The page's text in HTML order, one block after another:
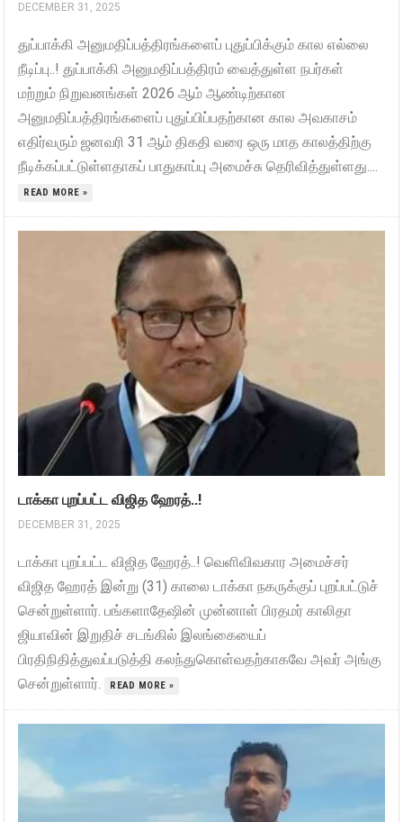
DECEMBER 31, 2025
துப்பாக்கி அனுமதிப்பத்திரங்களைப் புதுப்பிக்கும் கால எல்லை
நீடிப்பு..! துப்பாக்கி அனுமதிப்பத்திரம் வைத்துள்ள நபர்கள்
மற்றும் நிறுவனங்கள் 2026 ஆம் ஆண்டிற்கான
அனுமதிப்பத்திரங்களைப் புதுப்பிப்பதற்கான கால அவகாசம்
எதிர்வரும் ஜனவரி 31 ஆம் திகதி வரை ஒரு மாத காலத்திற்கு
நீடிக்கப்பட்டுள்ளதாகப் பாதுகாப்பு அமைச்சு தெரிவித்துள்ளது....
READ MORE »
டாக்கா புறப்பட்ட விஜித ஹேரத்..!
DECEMBER 31, 2025
டாக்கா புறப்பட்ட விஜித ஹேரத்..! வெளிவிவகார அமைச்சர்
விஜித ஹேரத் இன்று (31) காலை டாக்கா நகருக்குப் புறப்பட்டுச்
சென்றுள்ளார். பங்களாதேஷின் முன்னாள் பிரதமர் காலிதா
ஜியாவின் இறுதிச் சடங்கில் இலங்கையைப்
பிரதிநிதித்துவப்படுத்தி கலந்துகொள்வதற்காகவே அவர் அங்கு
சென்றுள்ளார்.
READ MORE »